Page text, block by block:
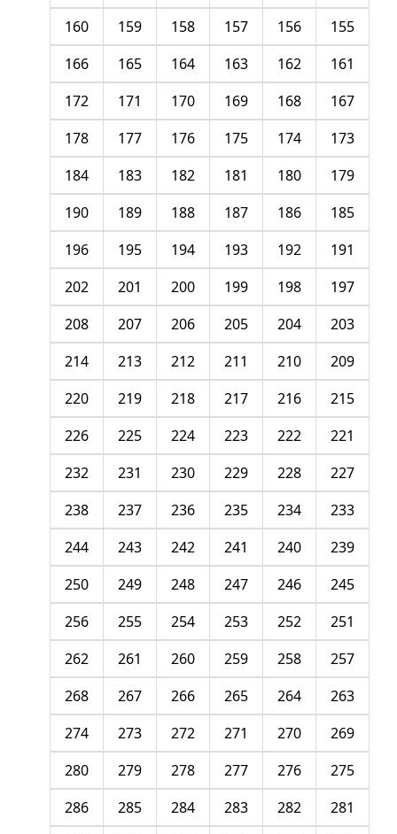
155
156
157
158
159
160
161
162
163
164
165
166
167
168
169
170
171
172
173
174
175
176
177
178
179
180
181
182
183
184
185
186
187
188
189
190
191
192
193
194
195
196
197
198
199
200
201
202
203
204
205
206
207
208
209
210
211
212
213
214
215
216
217
218
219
220
221
222
223
224
225
226
227
228
229
230
231
232
233
234
235
236
237
238
239
240
241
242
243
244
245
246
247
248
249
250
251
252
253
254
255
256
257
258
259
260
261
262
263
264
265
266
267
268
269
270
271
272
273
274
275
276
277
278
279
280
281
282
283
284
285
286